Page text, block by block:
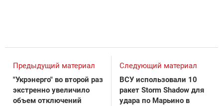
Предыдущий материал
"Укрэнерго" во второй раз
экстренно увеличило
объем отключений
Следующий материал
ВСУ использовали 10
ракет Storm Shadow для
удара по Марьино в